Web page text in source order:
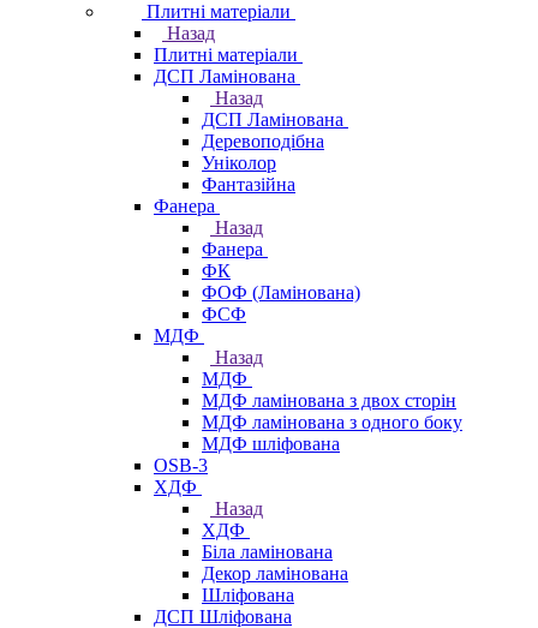
Плитні матеріали
Назад
Плитні матеріали
ДСП Ламінована
Назад
ДСП Ламінована
Деревоподібна
Уніколор
Фантазійна
Фанера
Назад
Фанера
ФК
ФОФ (Ламінована)
ФСФ
МДФ
Назад
МДФ
МДФ ламінована з двох сторін
МДФ ламінована з одного боку
МДФ шліфована
OSB-3
ХДФ
Назад
ХДФ
Біла ламінована
Декор ламінована
Шліфована
ДСП Шліфована